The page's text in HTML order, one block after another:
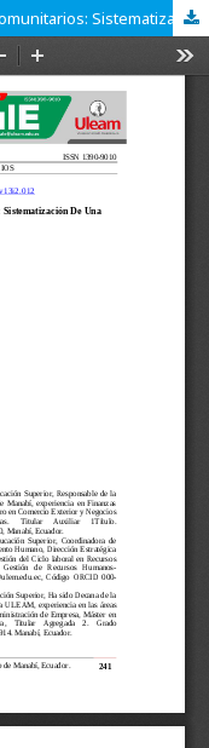
Fortalecimiento De Emprendimientos Comunitarios: Sistematización De Una Experiencia En Manta (2021–2023)